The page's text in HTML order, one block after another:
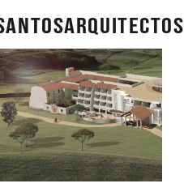
arquitectos